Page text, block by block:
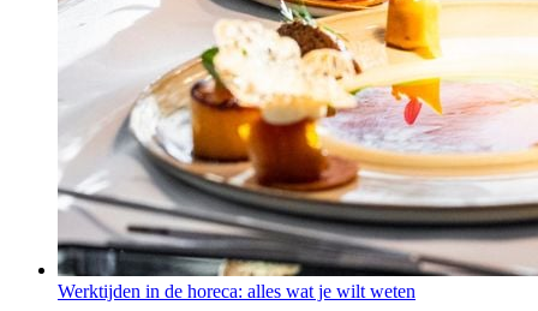
Werktijden in de horeca: alles wat je wilt weten